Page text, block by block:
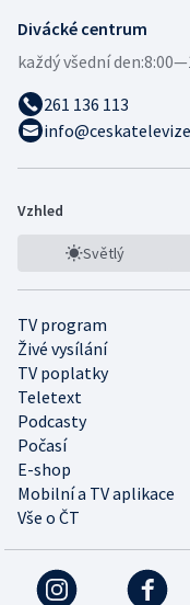
Divácké centrum
každý všední den:
261 136 113
Vzhled
Světlý
TV program
Živé vysílání
TV poplatky
Teletext
Podcasty
Počasí
E-shop
Mobilní a TV aplikace
Vše o ČT